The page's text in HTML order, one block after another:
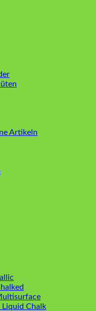
Artikeln
Liquid Chalk